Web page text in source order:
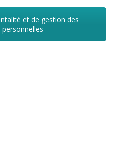
et de gestion des